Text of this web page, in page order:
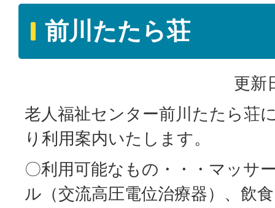
前川たたら荘
更新
老人福祉センター前川たたら荘
り利用案内いたします。
〇利用可能なもの・・・マッサ
ル（交流高圧電位治療器）、飲